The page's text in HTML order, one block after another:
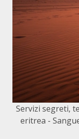
Servizi segreti,
eritrea -